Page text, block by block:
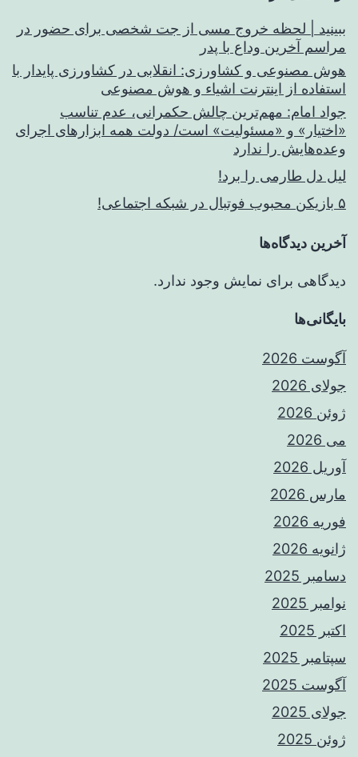
ببینید | لحظه خروج مسی از جت شخصی برای حضور در
مراسم آخرین وداع با پدر
هوش مصنوعی و کشاورزی: انقلابی در کشاورزی پایدار با
استفاده از اینترنت اشیاء و هوش مصنوعی
جواد امام: مهم‌ترین چالش حکمرانی، عدم تناسب
«اختیار» و «مسئولیت» است/ دولت همه ابزارهای اجرای
وعده‌هایش را ندارد
لیل دل طارمی را برد!
۵ بازیکن محبوب فوتبال در شبکه اجتماعی!
آخرین دیدگاه‌ها
دیدگاهی برای نمایش وجود ندارد.
بایگانی‌ها
آگوست 2026
جولای 2026
ژوئن 2026
می 2026
آوریل 2026
مارس 2026
فوریه 2026
ژانویه 2026
دسامبر 2025
نوامبر 2025
اکتبر 2025
سپتامبر 2025
آگوست 2025
جولای 2025
ژوئن 2025